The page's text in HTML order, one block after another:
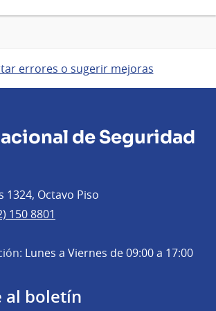
errores o sugerir mejoras
de Seguridad
1324, Octavo Piso
150 8801
Lunes a Viernes de 09:00 a 17:00
al boletín